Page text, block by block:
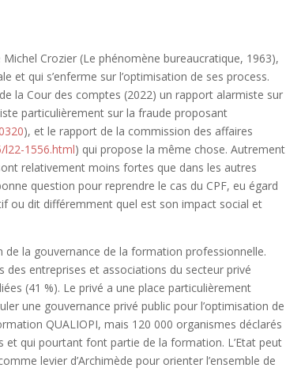
Crozier (Le phénomène bureaucratique, 1963),
et qui s’enferme sur l’optimisation de ses process.
la Cour des comptes (2022) un rapport alarmiste sur
particulièrement sur la fraude proposant
), et le rapport de la commission des affaires
1556.html) qui propose la même chose. Autrement
relativement moins fortes que dans les autres
question pour reprendre le cas du CPF, eu égard
ou dit différemment quel est son impact social et
de la gouvernance de la formation professionnelle.
des entreprises et associations du secteur privé
(41 %). Le privé a une place particulièrement
une gouvernance privé public pour l’optimisation de
QUALIOPI, mais 120 000 organismes déclarés
qui pourtant font partie de la formation. L’Etat peut
levier d’Archimède pour orienter l’ensemble de